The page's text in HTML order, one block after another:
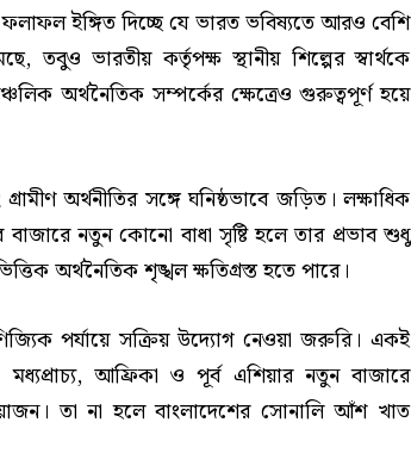
ফলাফল ইঙ্গিত দিচ্ছে যে ভারত ভবিষ্যতে আরও বেশি
ভারতীয় কর্তৃপক্ষ স্থানীয় শিল্পের স্বার্থকে
অর্থনৈতিক সম্পর্কের ক্ষেত্রেও গুরুত্বপূর্ণ হয়ে
অর্থনীতির সঙ্গে ঘনিষ্ঠভাবে জড়িত। লক্ষাধিক
নতুন কোনো বাধা সৃষ্টি হলে তার প্রভাব শুধু
অর্থনৈতিক শৃঙ্খল ক্ষতিগ্রস্ত হতে পারে।
পর্যায়ে সক্রিয় উদ্যোগ নেওয়া জরুরি। একই
আফ্রিকা ও পূর্ব এশিয়ার নতুন বাজারে
তা না হলে বাংলাদেশের সোনালি আঁশ খাত